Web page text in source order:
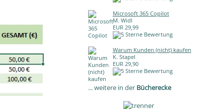
Microsoft 365 Copilot
M. Widl
EUR 29,99
Warum Kunden (nicht) kaufen
K. Stapel
EUR 29,90
... weitere in der Bücherecke